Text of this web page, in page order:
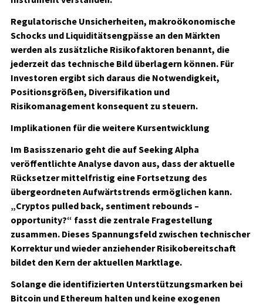
Regulatorische Unsicherheiten, makroökonomische
Schocks und Liquiditätsengpässe an den Märkten
werden als zusätzliche Risikofaktoren benannt, die
jederzeit das technische Bild überlagern können. Für
Investoren ergibt sich daraus die Notwendigkeit,
Positionsgrößen, Diversifikation und
Risikomanagement konsequent zu steuern.
Implikationen für die weitere Kursentwicklung
Im Basisszenario geht die auf Seeking Alpha
veröffentlichte Analyse davon aus, dass der aktuelle
Rücksetzer mittelfristig eine Fortsetzung des
übergeordneten Aufwärtstrends ermöglichen kann.
„Cryptos pulled back, sentiment rebounds –
opportunity?“ fasst die zentrale Fragestellung
zusammen. Dieses Spannungsfeld zwischen technischer
Korrektur und wieder anziehender Risikobereitschaft
bildet den Kern der aktuellen Marktlage.
Solange die identifizierten Unterstützungsmarken bei
Bitcoin und Ethereum halten und keine exogenen